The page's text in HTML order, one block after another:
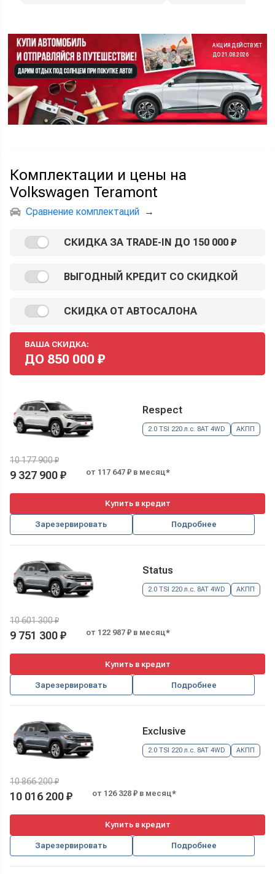
АКЦИЯ ДЕЙСТВУЕТ
ДО 21.08.2026
Комплектации и цены на
Volkswagen Teramont
Сравнение комплектаций →
СКИДКА ЗА TRADE-IN ДО 150 000 ₽
ВЫГОДНЫЙ КРЕДИТ СО СКИДКОЙ
СКИДКА ОТ АВТОСАЛОНА
ВАША СКИДКА:
ДО 850 000 ₽
Respect
2.0 TSI 220 л.с. 8AT 4WD АКПП
10 177 900 ₽
9 327 900 ₽ от 117 647 ₽ в месяц*
Купить в кредит
Зарезервировать Подробнее
Status
2.0 TSI 220 л.с. 8AT 4WD АКПП
10 601 300 ₽
9 751 300 ₽ от 122 987 ₽ в месяц*
Купить в кредит
Зарезервировать Подробнее
Exclusive
2.0 TSI 220 л.с. 8AT 4WD АКПП
10 866 200 ₽
10 016 200 ₽ от 126 328 ₽ в месяц*
Купить в кредит
Зарезервировать Подробнее